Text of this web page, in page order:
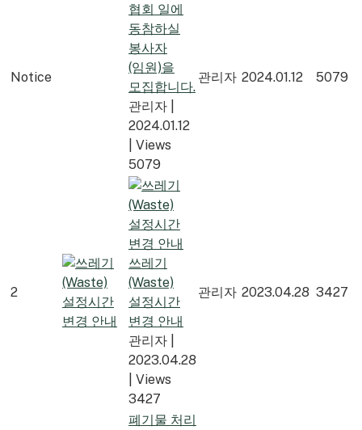
Notice
협회 일에
동참하실
봉사자
(임원)을
모집합니다.
관리자
2024.01.12
Views
5079
관리자 2024.01.12 5079
2
쓰레기
(Waste)
설정시간
변경 안내
관리자
2023.04.28
Views
3427
관리자 2023.04.28 3427
폐기물 처리